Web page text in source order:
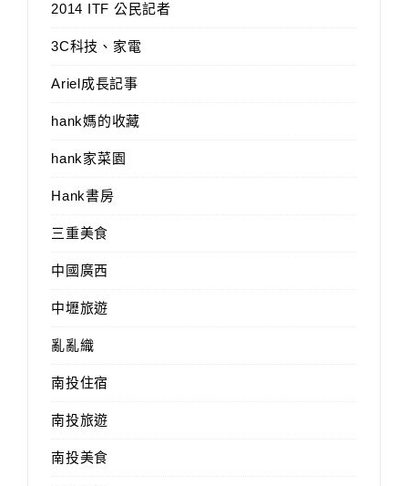
2014 ITF 公民記者
3C科技、家電
Ariel成長記事
hank媽的收藏
hank家菜園
Hank書房
三重美食
中國廣西
中壢旅遊
亂亂織
南投住宿
南投旅遊
南投美食